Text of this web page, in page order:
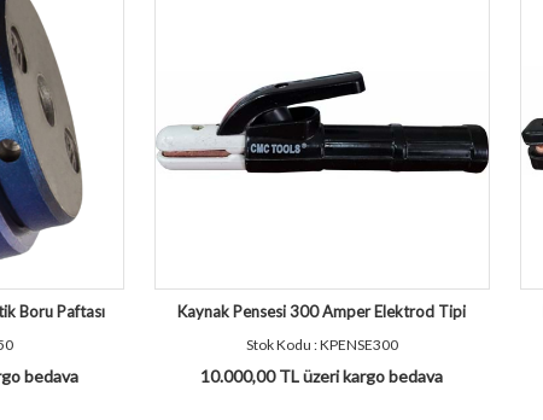
Boru Paftası
bedava
Kaynak Pensesi 300 Amper Elektrod Tipi
Stok Kodu : KPENSE300
10.000,00 TL üzeri kargo bedava